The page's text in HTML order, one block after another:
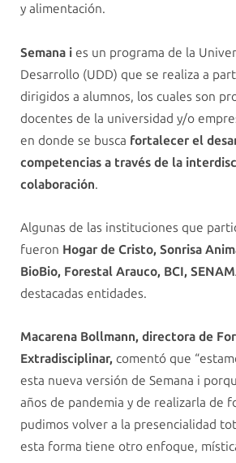
y alimentación.
Semana i es un programa de la
Desarrollo (UDD) que se realiza a
dirigidos a alumnos, los cuales son
docentes de la universidad y/o
en donde se busca fortalecer el
competencias a través de la
colaboración.
Algunas de las instituciones que
fueron Hogar de Cristo, Sonrisa
BioBio, Forestal Arauco, BCI,
destacadas entidades.
Macarena Bollmann, directora de
Extradisciplinar, comentó que
esta nueva versión de Semana i
años de pandemia y de realizarla de
pudimos volver a la presencialidad
esta forma tiene otro enfoque,